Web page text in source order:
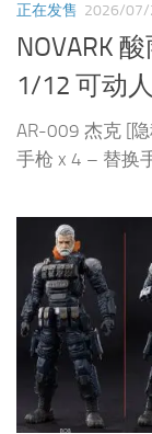
正在发售 2026/07/
NOVARK
1/12 可动
AR-009 杰克 [
手枪 x 4 – 替换